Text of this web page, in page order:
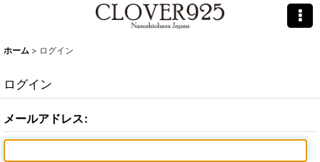
ホーム > ログイン
ログイン
メールアドレス: